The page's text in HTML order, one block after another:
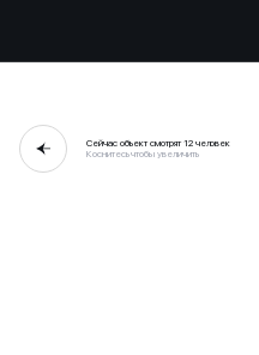
Сейчас объект смотрят12 человек
Коснитесь чтобы увеличить